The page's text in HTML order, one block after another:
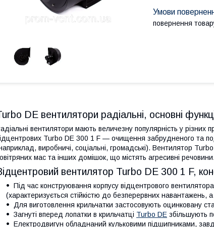
повернення
DE вентилятори радіальні, основні
вентилятори мають величезну популярність у
Turbo DE 300 1 F — очищення забрудненого та
виробничі, соціальні, громадські). Вентилятор
мас та інших домішок, що містять агресивні речовини.
вентилятор Turbo DE 300 1 F,
Під час конструювання корпусу відцентрового
(характеризується стійкістю до безперервних навантажень,
Для виготовлення крильчатки застосовують оцинковану
Загнуті вперед лопатки в крильчатці Turbo DE збільшують
Електродвигун обладнаний кульковими підшипниками,